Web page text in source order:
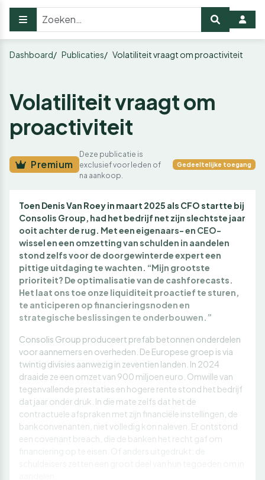
Dashboard Publicaties Volatiliteit vraagt om proactiviteit
Volatiliteit vraagt om
proactiviteit
Premium
Deze publicatie is
exclusief voor leden of
na aankoop.
Gedeeltelijke toegang
Toen Denis Van Roey in maart 2025 als CFO startte bij
Consolis Group, had het bedrijf net zijn slechtste jaar
ooit achter de rug. Met een eigenaars- en CEO-
wissel en een omzetting van schulden in aandelen
stond zelfs voor de doorgewinterde expert een
pittige uitdaging te wachten. “Mijn grootste
prioriteit? De optimalisatie van de cashforecasts.
Het laat ons toe onze liquiditeit proactief te sturen,
te anticiperen op financieringsnoden en
strategische beslissingen te onderbouwen.”
Consolis Group produceert prefab betonnen onderdelen
voor aannemers en overheden. De Europese groep is via
twintig divisies aanwezig in zeventien landen. In 2024
draaide ze een omzet van 900 miljoen euro. Omwille van
tegenvallende prestaties en hogere rente stond het bedrijf
dat jaar onder druk. In die mate zelfs dat het de
contractuele afspraken met zijn financiële instellingen, de
bankconvenanten, niet volledig kon naleven. Er ontstond
een covenant breach, die de banken het recht gaf om
financiering op te eisen. Of anders uitgedrukt: de